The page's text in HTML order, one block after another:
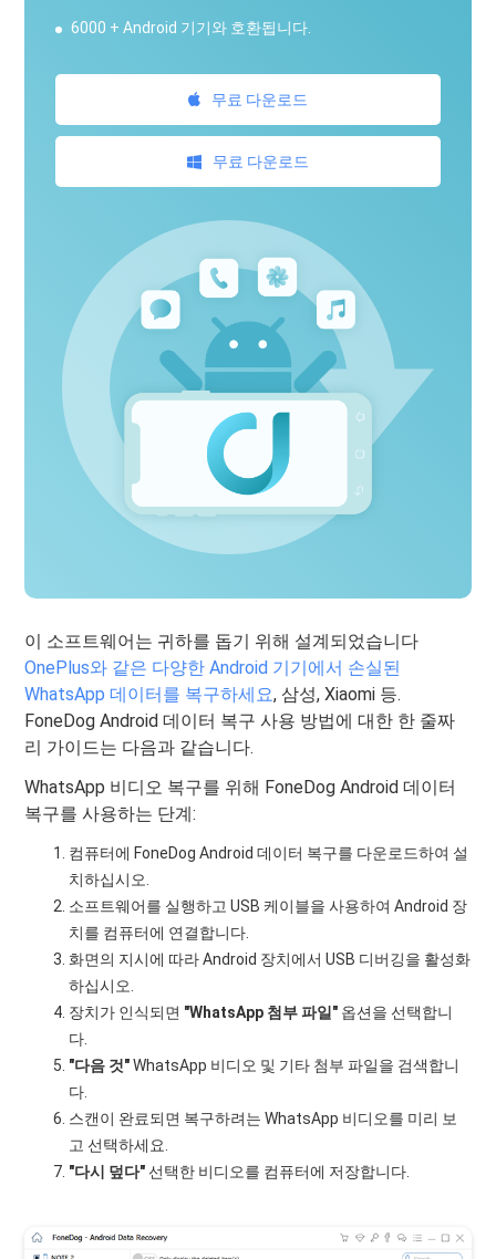
6000 + Android 기기와 호환됩니다.
무료 다운로드
무료 다운로드
이 소프트웨어는 귀하를 돕기 위해 설계되었습니다
OnePlus와 같은 다양한 Android 기기에서 손실된
WhatsApp 데이터를 복구하세요, 삼성, Xiaomi 등.
FoneDog Android 데이터 복구 사용 방법에 대한 한 줄짜
리 가이드는 다음과 같습니다.
WhatsApp 비디오 복구를 위해 FoneDog Android 데이터
복구를 사용하는 단계:
컴퓨터에 FoneDog Android 데이터 복구를 다운로드하여 설
치하십시오.
소프트웨어를 실행하고 USB 케이블을 사용하여 Android 장
치를 컴퓨터에 연결합니다.
화면의 지시에 따라 Android 장치에서 USB 디버깅을 활성화
하십시오.
장치가 인식되면 "WhatsApp 첨부 파일" 옵션을 선택합니
다.
"다음 것"WhatsApp 비디오 및 기타 첨부 파일을 검색합니
다.
스캔이 완료되면 복구하려는 WhatsApp 비디오를 미리 보
고 선택하세요.
"다시 덮다" 선택한 비디오를 컴퓨터에 저장합니다.